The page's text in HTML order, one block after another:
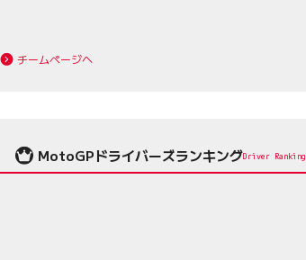
チームページへ
MotoGPドライバーズランキングDriver Ranking